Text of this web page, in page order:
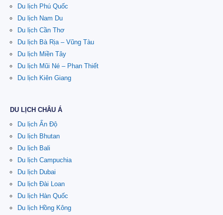
Du lịch Phú Quốc
Du lịch Nam Du
Du lịch Cần Thơ
Du lịch Bà Rịa – Vũng Tàu
Du lịch Miền Tây
Du lịch Mũi Né – Phan Thiết
Du lịch Kiên Giang
DU LỊCH CHÂU Á
Du lịch Ấn Độ
Du lịch Bhutan
Du lịch Bali
Du lịch Campuchia
Du lịch Dubai
Du lịch Đài Loan
Du lịch Hàn Quốc
Du lịch Hồng Kông